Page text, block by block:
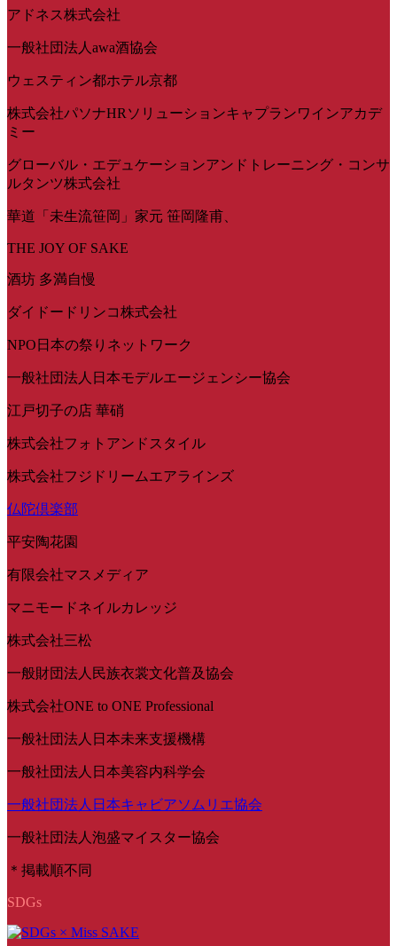
アドネス株式会社
一般社団法人awa酒協会
ウェスティン都ホテル京都
株式会社パソナHRソリューションキャプランワインアカデ
ミー
グローバル・エデュケーションアンドトレーニング・コンサ
ルタンツ株式会社
華道「未生流笹岡」家元 笹岡隆甫、
THE JOY OF SAKE
酒坊 多満自慢
ダイドードリンコ株式会社
NPO日本の祭りネットワーク
一般社団法人日本モデルエージェンシー協会
江戸切子の店 華硝
株式会社フォトアンドスタイル
株式会社フジドリームエアラインズ
仏陀倶楽部
平安陶花園
有限会社マスメディア
マニモードネイルカレッジ
株式会社三松
一般財団法人民族衣裳文化普及協会
株式会社ONE to ONE Professional
一般社団法人日本未来支援機構
一般社団法人日本美容内科学会
一般社団法人日本キャビアソムリエ協会
一般社団法人泡盛マイスター協会
＊掲載順不同
SDGs